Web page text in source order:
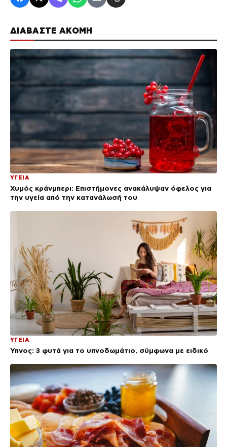
ΔΙΑΒΑΣΤΕ ΑΚΟΜΗ
ΥΓΕΙΑ
Χυμός κράνμπερι: Επιστήμονες ανακάλυψαν όφελος για
την υγεία από την κατανάλωσή του
ΥΓΕΙΑ
Ύπνος: 3 φυτά για το υπνοδωμάτιο, σύμφωνα με ειδικό